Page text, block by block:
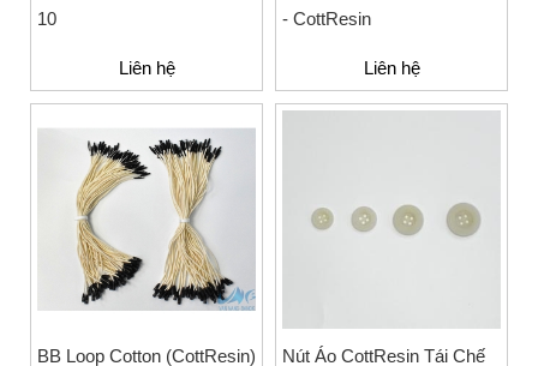
10
Liên hệ
- CottResin
Liên hệ
BB Loop Cotton (CottResin)
Nút Áo CottResin Tái Chế